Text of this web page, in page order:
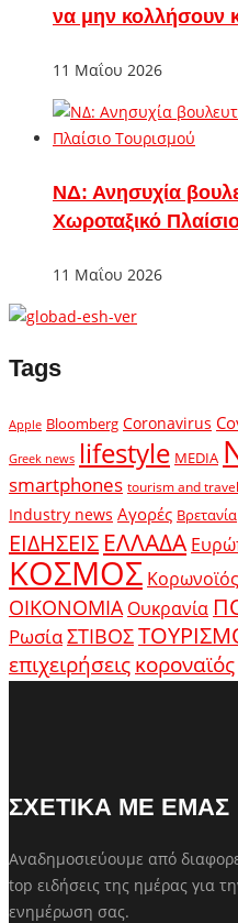
να μην κολλήσουν
11 Μαΐου 2026
ΝΔ: Ανησυχία
Χωροταξικό
11 Μαΐου 2026
Tags
Apple Bloomberg Coronavirus
Greek news lifestyle MEDIA
smartphones tourism and travel
Industry news Αγορές Βρετανία
ΕΙΔΗΣΕΙΣ ΕΛΛΑΔΑ
ΚΟΣΜΟΣ Κορωνοϊός
ΟΙΚΟΝΟΜΙΑ Ουκρανία
ΡωσίαΣΤΙΒΟΣ
επιχειρήσειςκοροναϊός
ΣΧΕΤΙΚΑ ΜΕ ΕΜΑΣ
Αναδημοσιεύουμε από
top ειδήσεις της ημέρας για
ενημέρωση σας.